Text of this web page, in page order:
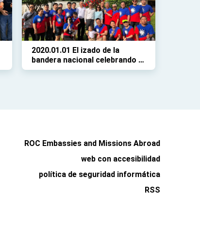
2020.01.01 El izado de la
bandera nacional celebrando la
llegada del nuevo año
ROC Embassies and Missions Abroad
web con accesibilidad
política de seguridad informática
RSS